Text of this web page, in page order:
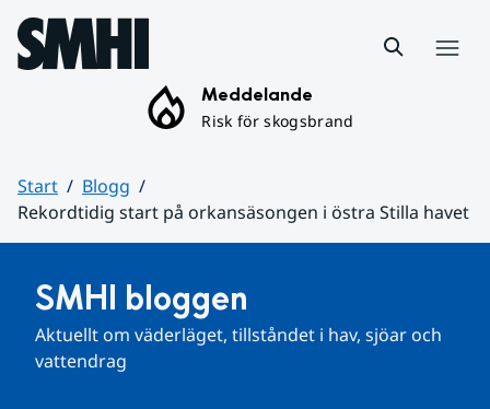
Hoppa till sidans innehåll
Meddelande
Risk för skogsbrand
Start
Blogg
Rekordtidig start på orkansäsongen i östra Stilla havet
SMHI bloggen
Aktuellt om väderläget, tillståndet i hav, sjöar och
vattendrag